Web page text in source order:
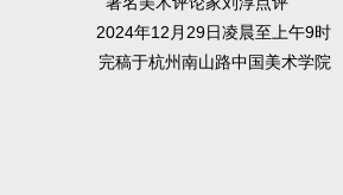
2024年12月29日凌晨至上午9时
完稿于杭州南山路中国美术学院